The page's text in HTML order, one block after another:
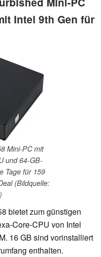
Intel 9th Gen für
Mini-PC mit
und 64-GB-
Tage für 159
(Bildquelle:
bietet zum günstigen
Core-CPU von Intel
16 GB sind vorinstalliert
enthalten.